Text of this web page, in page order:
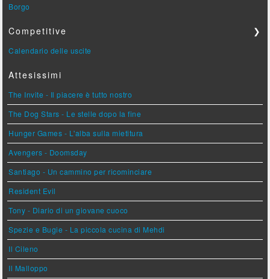
Borgo
Competitive ❯
Calendario delle uscite
Attesissimi
The Invite - Il piacere è tutto nostro
The Dog Stars - Le stelle dopo la fine
Hunger Games - L'alba sulla mietitura
Avengers - Doomsday
Santiago - Un cammino per ricominciare
Resident Evil
Tony - Diario di un giovane cuoco
Spezie e Bugie - La piccola cucina di Mehdi
Il Cileno
Il Malloppo